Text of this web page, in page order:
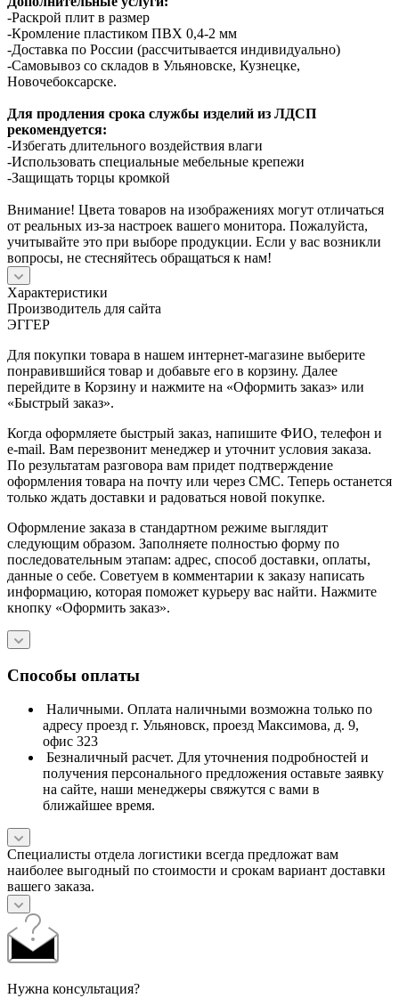
-Раскрой плит в размер
-Кромление пластиком ПВХ 0,4-2 мм
-Доставка по России (рассчитывается индивидуально)
-Самовывоз со складов в Ульяновске, Кузнецке,
Новочебоксарске.
Для продления срока службы изделий из ЛДСП
рекомендуется:
-Избегать длительного воздействия влаги
-Использовать специальные мебельные крепежи
-Защищать торцы кромкой
Внимание! Цвета товаров на изображениях могут отличаться
от реальных из-за настроек вашего монитора. Пожалуйста,
учитывайте это при выборе продукции. Если у вас возникли
вопросы, не стесняйтесь обращаться к нам!
Характеристики
Производитель для сайта
ЭГГЕР
Для покупки товара в нашем интернет-магазине выберите
понравившийся товар и добавьте его в корзину. Далее
перейдите в Корзину и нажмите на «Оформить заказ» или
«Быстрый заказ».
Когда оформляете быстрый заказ, напишите ФИО, телефон и
e-mail. Вам перезвонит менеджер и уточнит условия заказа.
По результатам разговора вам придет подтверждение
оформления товара на почту или через СМС. Теперь останется
только ждать доставки и радоваться новой покупке.
Оформление заказа в стандартном режиме выглядит
следующим образом. Заполняете полностью форму по
последовательным этапам: адрес, способ доставки, оплаты,
данные о себе. Советуем в комментарии к заказу написать
информацию, которая поможет курьеру вас найти. Нажмите
кнопку «Оформить заказ».
Способы оплаты
Наличными. Оплата наличными возможна только по
адресу проезд г. Ульяновск, проезд Максимова, д. 9,
офис 323
Безналичный расчет. Для уточнения подробностей и
получения персонального предложения оставьте заявку
на сайте, наши менеджеры свяжутся с вами в
ближайшее время.
Специалисты отдела логистики всегда предложат вам
наиболее выгодный по стоимости и срокам вариант доставки
вашего заказа.
Нужна консультация?